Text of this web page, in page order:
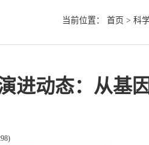
当前位置： 首页 > 科
进动态：从基
)